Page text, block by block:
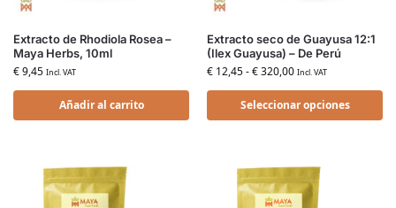
Extracto de Rhodiola Rosea –
Maya Herbs, 10ml
€9,45 Incl. VAT
Añadir al carrito
Extracto seco de Guayusa 12:1
(Ilex Guayusa) – De Perú
€ 12,45-€320,00 Incl. VAT
Seleccionar opciones